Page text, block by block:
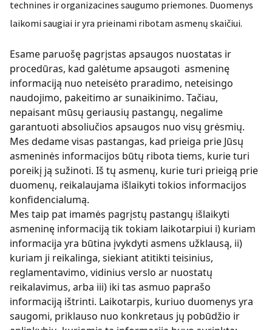
technines ir organizacines saugumo priemones. Duomenys
laikomi saugiai ir yra prieinami ribotam asmenų skaičiui.
Esame paruošę pagrįstas apsaugos nuostatas ir
procedūras, kad galėtume apsaugoti asmeninę
informaciją nuo neteisėto praradimo, neteisingo
naudojimo, pakeitimo ar sunaikinimo. Tačiau,
nepaisant mūsų geriausių pastangų, negalime
garantuoti absoliučios apsaugos nuo visų grėsmių.
Mes dedame visas pastangas, kad prieiga prie Jūsų
asmeninės informacijos būtų ribota tiems, kurie turi
poreikį ją sužinoti. Iš tų asmenų, kurie turi prieigą prie
duomenų, reikalaujama išlaikyti tokios informacijos
konfidencialumą.
Mes taip pat imamės pagrįstų pastangų išlaikyti
asmeninę informaciją tik tokiam laikotarpiui i) kuriam
informacija yra būtina įvykdyti asmens užklausą, ii)
kuriam ji reikalinga, siekiant atitikti teisinius,
reglamentavimo, vidinius verslo ar nuostatų
reikalavimus, arba iii) iki tas asmuo paprašo
informaciją ištrinti. Laikotarpis, kuriuo duomenys yra
saugomi, priklauso nuo konkretaus jų pobūdžio ir